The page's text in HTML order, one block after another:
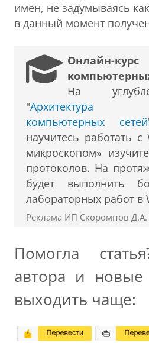
имен, не задумываясь
в данный момент
Онлайн-курс
На
"Архитектура
компьютерных сетей
научитесь работать
микроскопом»
протоколов. На
будет выполнить
лабораторных работ в
Реклама ИП Скоромнов
Помогла
автора и новые
выходить чаще: